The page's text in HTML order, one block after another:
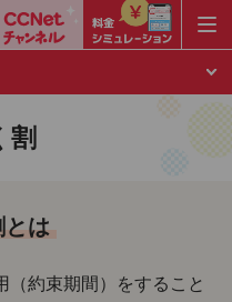
割
とは
（約束期間）をすること